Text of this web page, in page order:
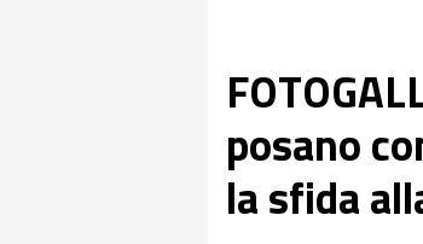
posano
la sfida